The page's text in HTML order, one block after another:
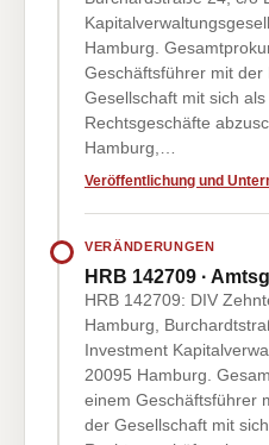
Hamburg.
Geschäftsführer mit
Gesellschaft mit sich
Rechtsgeschäfte
Hamburg,…
Veröffentlichung und
VERÄNDERUNGEN
HRB 142709 ·
HRB 142709: DIV
Hamburg,
Investment
20095 Hamburg.
einem Geschäftsführer
der Gesellschaft mit